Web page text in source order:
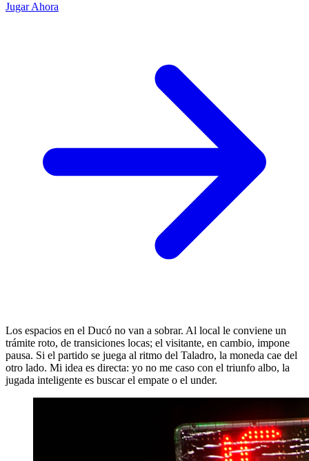
Jugar Ahora
Los espacios en el Ducó no van a sobrar. Al local le conviene un
trámite roto, de transiciones locas; el visitante, en cambio, impone
pausa. Si el partido se juega al ritmo del Taladro, la moneda cae del
otro lado. Mi idea es directa: yo no me caso con el triunfo albo, la
jugada inteligente es buscar el empate o el under.